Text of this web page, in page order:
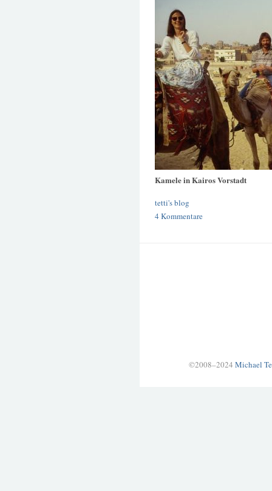
Kamele in Kairos Vorstadt
tetti's blog
4 Kommentare
©2008–2024 Michael